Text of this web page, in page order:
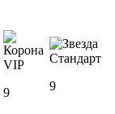
VIP
9
Стандарт
9